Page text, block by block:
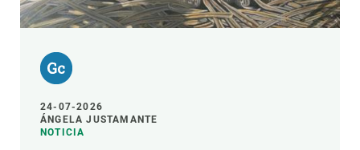
24-07-2026
ÁNGELA JUSTAMANTE
NOTICIA